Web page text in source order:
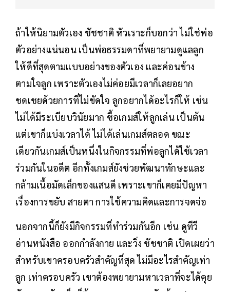
ถ้าให้นิยามตัวเอง ชัชชาติ หัวเราะก็บอกว่า ไม่ใช่พ่อ
ตัวอย่างแน่นอน เป็นพ่อธรรมดาที่พยายามดูแลลูก
ให้ดีที่สุดตามแบบอย่างของตัวเอง และค่อนข้าง
ตามใจลูก เพราะตัวเองไม่ค่อยมีเวลาก็เลยอยาก
ชดเชยด้วยการที่ไม่ขัดใจ ลูกอยากได้อะไรก็ให้ เช่น
ไม่ได้มีระเบียบวินัยมาก ซื้อเกมส์ให้ลูกเล่น เป็นต้น
แต่เขาก็แบ่งเวลาได้ ไม่ได้เล่นเกมส์ตลอด ขณะ
เดียวกันเกมส์เป็นหนึ่งในกิจกรรมที่พ่อลูกได้ใช้เวลา
ร่วมกันในอดีต อีกทั้งเกมส์ยังช่วยพัฒนาทักษะและ
กล้ามเนื้อมัดเล็กของแสนดี เพราะเขาก็เคยมีปัญหา
เรื่องการขยับ สายตา การใช้ความคิดและการจดจ่อ
นอกจากนี้ก็ยังมีกิจกรรมที่ทำร่วมกันอีก เช่น ดูทีวี
อ่านหนังสือ ออกกำลังกาย และวิ่ง ชัชชาติ เปิดเผยว่า
สำหรับเขาครอบครัวสำคัญที่สุด ไม่มีอะไรสำคัญเท่า
ลูก เท่าครอบครัว เขาต้องพยายามหาเวลาที่จะได้คุย